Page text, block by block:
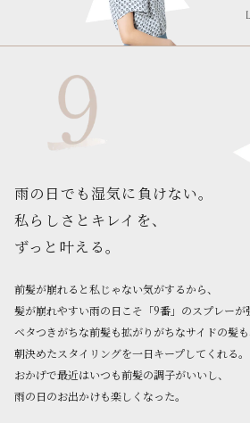
雨の日でも湿気に負けない。
私らしさとキレイを、
ずっと叶える。
前髪が崩れると私じゃない気がするから、
髪が崩れやすい雨の日こそ「9番」のスプレーが
ベタつきがちな前髪も拡がりがちなサイドの髪も
朝決めたスタイリングを一日キープしてくれる。
おかげで最近はいつも前髪の調子がいいし、
雨の日のお出かけも楽しくなった。